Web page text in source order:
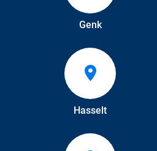
Genk
Hasselt